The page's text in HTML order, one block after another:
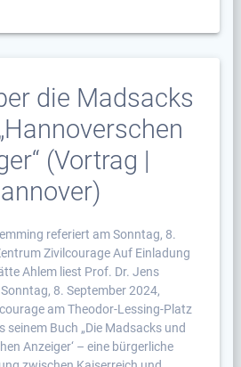
die Madsacks
(Vortrag |
referiert am Sonntag, 8.
Zivilcourage Auf Einladung
Ahlem liest Prof. Dr. Jens
8. September 2024,
am Theodor-Lessing-Platz
seinem Buch „Die Madsacks und
Anzeiger‘ – eine bürgerliche